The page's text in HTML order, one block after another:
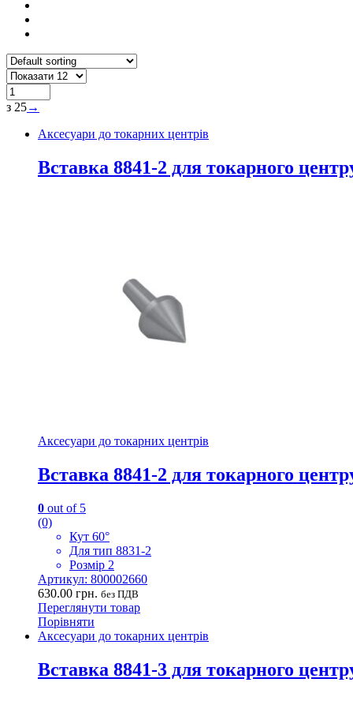
з 25→
Аксесуари до токарних центрів
Вставка 8841-2 для токарного
Аксесуари до токарних центрів
Вставка 8841-2 для токарного
0 out of 5
(0)
Кут 60°
Для тип 8831-2
Розмір 2
Артикул: 800002660
630.00 грн. без ПДВ
Переглянути товар
Порівняти
Аксесуари до токарних центрів
Вставка 8841-3 для токарного